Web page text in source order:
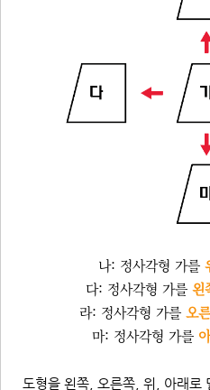
나: 정사각형 가를
다: 정사각형 가를 왼
라: 정사각형 가를 오
마: 정사각형 가를
도형을 왼쪽, 오른쪽, 위, 아래로